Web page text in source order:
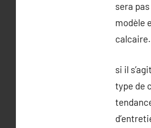
sera
modèle
calcaire.
si il
type de